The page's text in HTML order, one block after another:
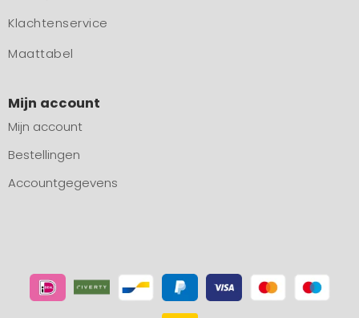
Klachtenservice
Maattabel
Mijn account
Mijn account
Bestellingen
Accountgegevens